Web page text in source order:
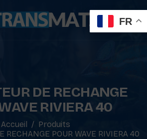
DE RECHANGE
RIVIERA 40
Accueil
Produits
RECHANGE POUR WAVE RIVIERA 40
FR